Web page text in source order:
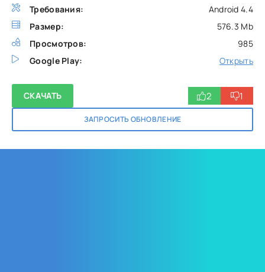
Требования:
Android 4.4
Размер:
576.3 Mb
Просмотров:
985
Google Play:
Открыть
СКАЧАТЬ
ЗАПРОСИТЬ ОБНОВЛЕНИЕ
2 1